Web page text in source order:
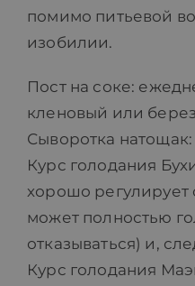
помимо питьевой
изобилии.
Пост на соке:
кленовый или
Сыворотка
Курс голодания
хорошо регулирует
может полностью
отказываться) и,
Курс голодания